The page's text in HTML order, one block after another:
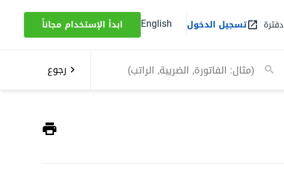
دفترة تسجيل الدخول English ابدأ الإستخدام مجاناً
رجوع